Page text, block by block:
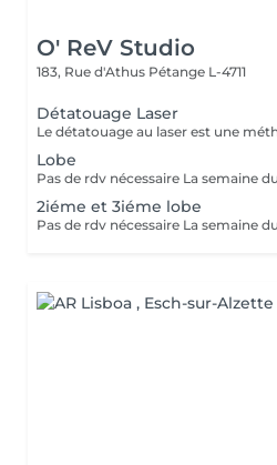
O' ReV Studio
183, Rue d'Athus Pétange L-4711
Détatouage Laser
Lobe
2iéme et 3iéme lobe